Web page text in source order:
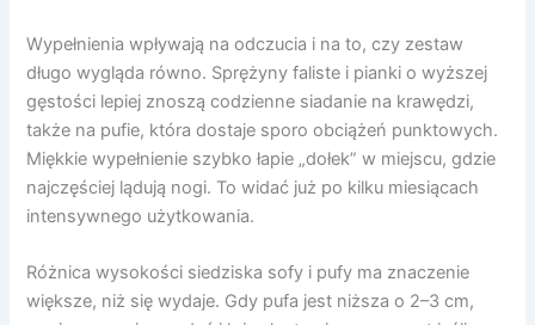
Wypełnienia wpływają na odczucia i na to, czy zestaw
długo wygląda równo. Sprężyny faliste i pianki o wyższej
gęstości lepiej znoszą codzienne siadanie na krawędzi,
także na pufie, która dostaje sporo obciążeń punktowych.
Miękkie wypełnienie szybko łapie „dołek” w miejscu, gdzie
najczęściej lądują nogi. To widać już po kilku miesiącach
intensywnego użytkowania.
Różnica wysokości siedziska sofy i pufy ma znaczenie
większe, niż się wydaje. Gdy pufa jest niższa o 2–3 cm,